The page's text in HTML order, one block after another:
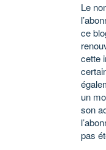
Le
ce
cette
un
son
pas